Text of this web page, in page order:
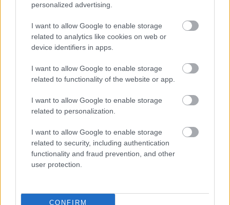
personalized advertising.
I want to allow Google to enable storage
related to analytics like cookies on web or
device identifiers in apps.
I want to allow Google to enable storage
related to functionality of the website or app.
I want to allow Google to enable storage
related to personalization.
I want to allow Google to enable storage
related to security, including authentication
functionality and fraud prevention, and other
user protection.
CONFIRM
És mi volt a legnehezebb az út során?
Amikor elkezdtük szervezni a költözést, négy
cicánk és egy német dogunk volt. Tudtuk, hogy
AirBnB-be nem mehetünk velük. Eredetileg
végül északon talált munkát. Amíg ő a
mindent elintéztem. Szerencsére Facebookon
rátaláltam egy magyar srác hirdetésére, akit
sokan támadtak, mert komolytalannak